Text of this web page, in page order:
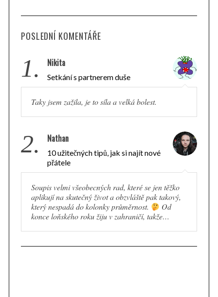
POSLEDNÍ KOMENTÁŘE
1. Nikita
Setkání s partnerem duše
Taky jsem zažila, je to síla a velká bolest.
2. Nathan
10 užitečných tipů, jak si najít nové
přátele
Soupis velmi všeobecných rad, které se jen těžko
aplikují na skutečný život a obzvláště pak takový,
který nespadá do kolonky průměrnost.
Od
konce loňského roku žiju v zahraničí, takže…